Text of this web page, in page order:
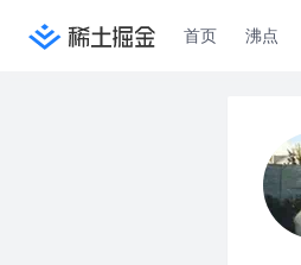
首页 沸点